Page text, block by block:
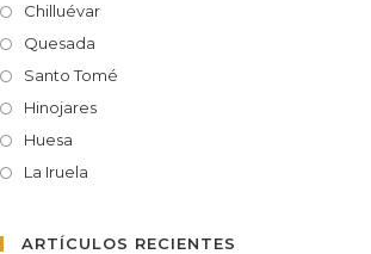
Chilluévar
Quesada
Santo Tomé
Hinojares
Huesa
La Iruela
ARTÍCULOS RECIENTES